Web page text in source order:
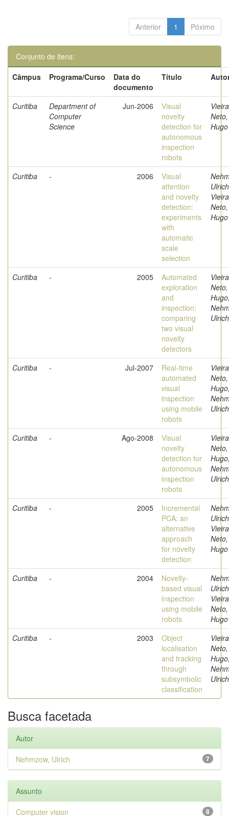
Anterior 1 Póximo
Conjunto de itens:
Câmpus
Programa/Curso
Data do
documento
Título
Curitiba
Department of
Computer
Science
Jun-2006
Visual
novelty
detection for
autonomous
inspection
robots
Vieira
Neto,
Hugo
Curitiba - 2006
Visual
attention
and novelty
detection:
experiments
with
automatic
scale
selection
Vieira
Neto,
Hugo
Curitiba - 2005
Automated
exploration
and
inspection:
comparing
two visual
novelty
detectors
Vieira
Neto,
Ulrich
Curitiba - Jul-2007
Real-time
automated
visual
inspection
using mobile
robots
Vieira
Neto,
Ulrich
Curitiba - Ago-2008
Visual
novelty
detection for
autonomous
inspection
robots
Vieira
Neto,
Ulrich
Curitiba - 2005
Incremental
PCA: an
alternative
approach
for novelty
detection
Vieira
Neto,
Hugo
Curitiba - 2004
Novelty-
based visual
inspection
using mobile
robots
Vieira
Neto,
Hugo
Curitiba
- 2003
Object
localisation
and tracking
through
subsymbolic
classification
Vieira
Neto,
Ulrich
Busca facetada
Autor
7
Nehmzow, Ulrich
Assunto
8
Computer vision